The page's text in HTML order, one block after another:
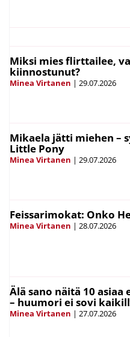
Miksi mies flirttailee,
kiinnostunut?
Minea Virtanen | 29.07.2026
Mikaela jätti miehen –
Little Pony
Minea Virtanen | 29.07.2026
Feissarimokat: Onko
Minea Virtanen | 28.07.2026
Älä sano näitä 10
– huumori ei sovi
Minea Virtanen | 27.07.2026